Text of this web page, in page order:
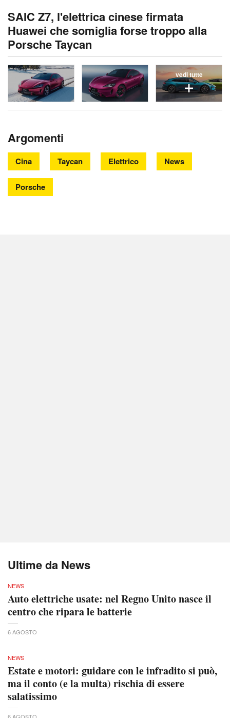
SAIC Z7, l'elettrica cinese firmata
Huawei che somiglia forse troppo alla
Porsche Taycan
vedi tutte
Argomenti
Cina Taycan Elettrico News
Porsche
Ultime da News
NEWS
Auto elettriche usate: nel Regno Unito nasce il
centro che ripara le batterie
6 AGOSTO
NEWS
Estate e motori: guidare con le infradito si può,
ma il conto (e la multa) rischia di essere
salatissimo